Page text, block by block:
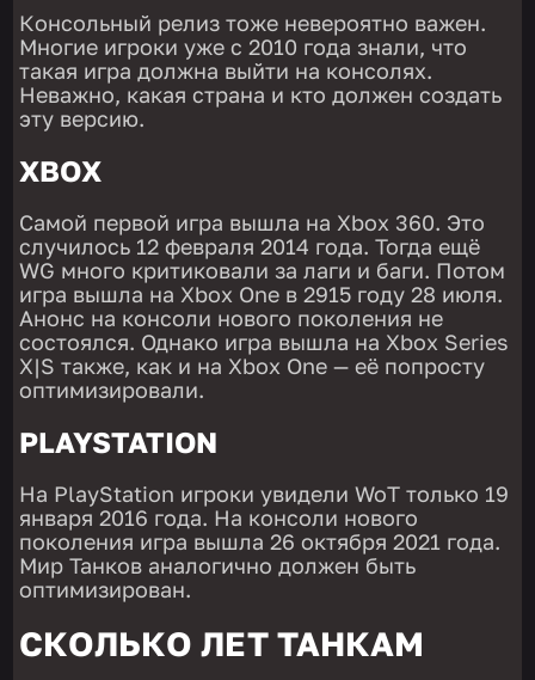
Консольный релиз тоже невероятно важен.
Многие игроки уже с 2010 года знали, что
такая игра должна выйти на консолях.
Неважно, какая страна и кто должен создать
эту версию.
XBOX
Самой первой игра вышла на Xbox 360. Это
случилось 12 февраля 2014 года. Тогда ещё
WG много критиковали за лаги и баги. Потом
игра вышла на Xbox One в 2915 году 28 июля.
Анонс на консоли нового поколения не
состоялся. Однако игра вышла на Xbox Series
X|S также, как и на Xbox One — её попросту
оптимизировали.
PLAYSTATION
На PlayStation игроки увидели WoT только 19
января 2016 года. На консоли нового
поколения игра вышла 26 октября 2021 года.
Мир Танков аналогично должен быть
оптимизирован.
СКОЛЬКО ЛЕТ ТАНКАМ